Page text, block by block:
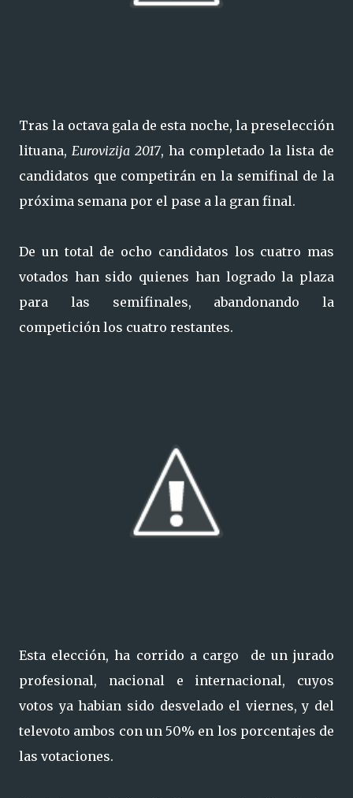
Tras la octava gala de esta noche, la preselección
lituana, Eurovizija 2017, ha completado la lista de
candidatos que competirán en la semifinal de la
próxima semana por el pase a la gran final.
De un total de ocho candidatos los cuatro mas
votados han sido quienes han logrado la plaza
para las semifinales, abandonando la
competición los cuatro restantes.
Esta elección, ha corrido a cargo de un jurado
profesional, nacional e internacional, cuyos
votos ya habian sido desvelado el viernes, y del
televoto ambos con un 50% en los porcentajes de
las votaciones.